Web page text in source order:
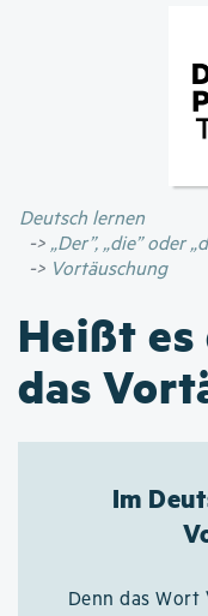
Deutsch lernen
„Der”, „die” oder
Vortäuschung
Heißt
das
Im
Denn das Wort